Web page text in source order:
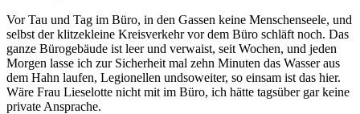
Vor Tau und Tag im Büro, in den Gassen keine Menschenseele, und
selbst der klitzekleine Kreisverkehr vor dem Büro schläft noch. Das
ganze Bürogebäude ist leer und verwaist, seit Wochen, und jeden
Morgen lasse ich zur Sicherheit mal zehn Minuten das Wasser aus
dem Hahn laufen, Legionellen undsoweiter, so einsam ist das hier.
Wäre Frau Lieselotte nicht mit im Büro, ich hätte tagsüber gar keine
private Ansprache.